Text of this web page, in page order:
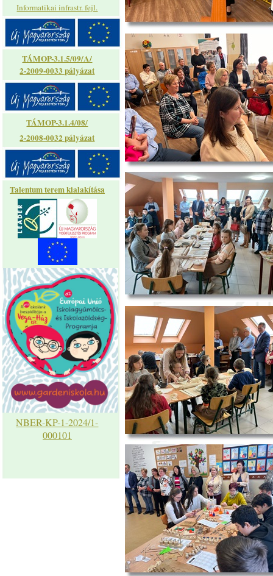
Informatikai infrastr. fejl.
TÁMOP-3.1.5/09/A/
2-2009-0033 pályázat
TÁMOP-3.1.4/08/
2-2008-0032 pályázat
Talentum terem kialakítása
NBER-KP-1-2024/1-
000101